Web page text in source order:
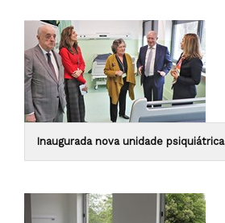
Inaugurada nova unidade psiquiátrica